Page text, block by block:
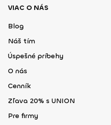
VIAC O NÁS
Blog
Náš tím
Úspešné príbehy
O nás
Cenník
Zľava 20% s UNION
Pre firmy